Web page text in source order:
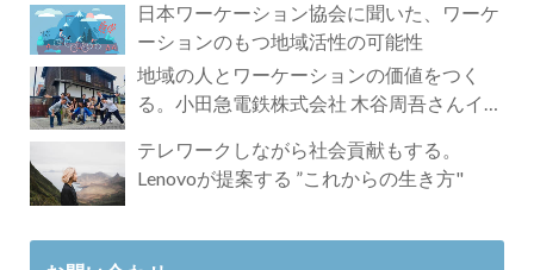
日本ワーケーション協会に聞いた、ワーケ
ーションのもつ地域活性の可能性
地域の人とワーケーションの価値をつく
る。小田急電鉄株式会社 木谷周吾さんイン
テレワークしながら社会貢献もする。
Lenovoが提案する ”これからの生き方"